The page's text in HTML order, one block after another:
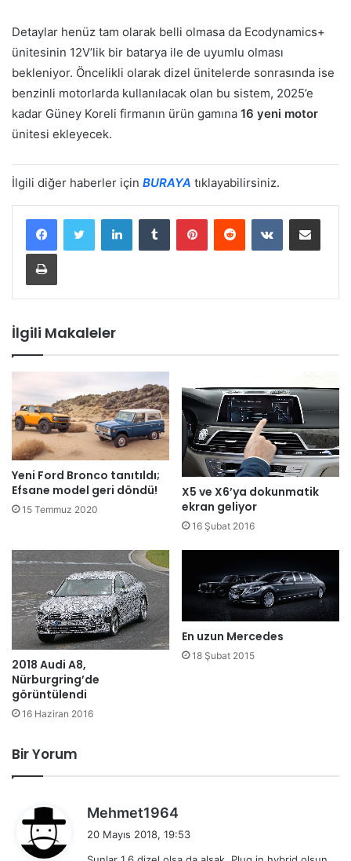
Detaylar henüz tam olarak belli olmasa da Ecodynamics+
ünitesinin 12V’lik bir batarya ile de uyumlu olması
bekleniyor. Öncelikli olarak dizel ünitelerde sonrasında ise
benzinli motorlarda kullanılacak olan bu sistem, 2025’e
kadar Güney Koreli firmanın ürün gamına 16 yeni motor
ünitesi ekleyecek.
İlgili diğer haberler için BURAYA tıklayabilirsiniz.
İlgili Makaleler
Yeni Ford Bronco tanıtıldı;
Efsane model geri döndü!
15 Temmuz 2020
X5 ve X6’ya dokunmatik
ekran geliyor
16 Şubat 2016
2018 Audi A8,
Nürburgring’de
görüntülendi
16 Haziran 2016
En uzun Mercedes
18 Şubat 2015
Bir Yorum
Mehmet1964
20 Mayıs 2018, 19:53